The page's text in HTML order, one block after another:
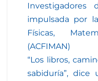
Investigadores
impulsada por
Físicas,
(ACFIMAN)
“Los libros,
sabiduría”, dice